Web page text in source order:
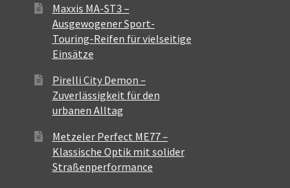
Maxxis MA-ST3 –
Ausgewogener Sport-
Touring-Reifen für vielseitige
Einsätze
Pirelli City Demon –
Zuverlässigkeit für den
urbanen Alltag
Metzeler Perfect ME77 –
Klassische Optik mit solider
Straßenperformance